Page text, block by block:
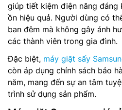
giúp tiết kiệm điện năng đáng
ồn hiệu quả. Người dùng có
ban đêm mà không gây ảnh
các thành viên trong gia đình.
Đặc biệt, máy giặt sấy
còn áp dụng chính sách bảo
năm, mang đến sự an tâm
trình sử dụng sản phẩm.